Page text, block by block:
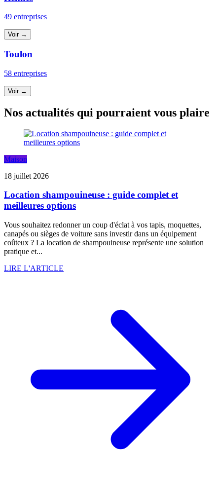
49 entreprises
Voir →
Toulon
58 entreprises
Voir →
Nos actualités qui pourraient vous plaire
Maison
18 juillet 2026
Location shampouineuse : guide complet et
meilleures options
Vous souhaitez redonner un coup d'éclat à vos tapis, moquettes,
canapés ou sièges de voiture sans investir dans un équipement
coûteux ? La location de shampouineuse représente une solution
pratique et...
LIRE L'ARTICLE